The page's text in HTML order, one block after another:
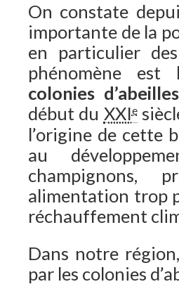
On constate
importante de la
en particulier
phénomène est
colonies d’abeilles
début du XXIe
l’origine de cette
au
champignons,
alimentation trop
réchauffement
Dans notre
par les colonies